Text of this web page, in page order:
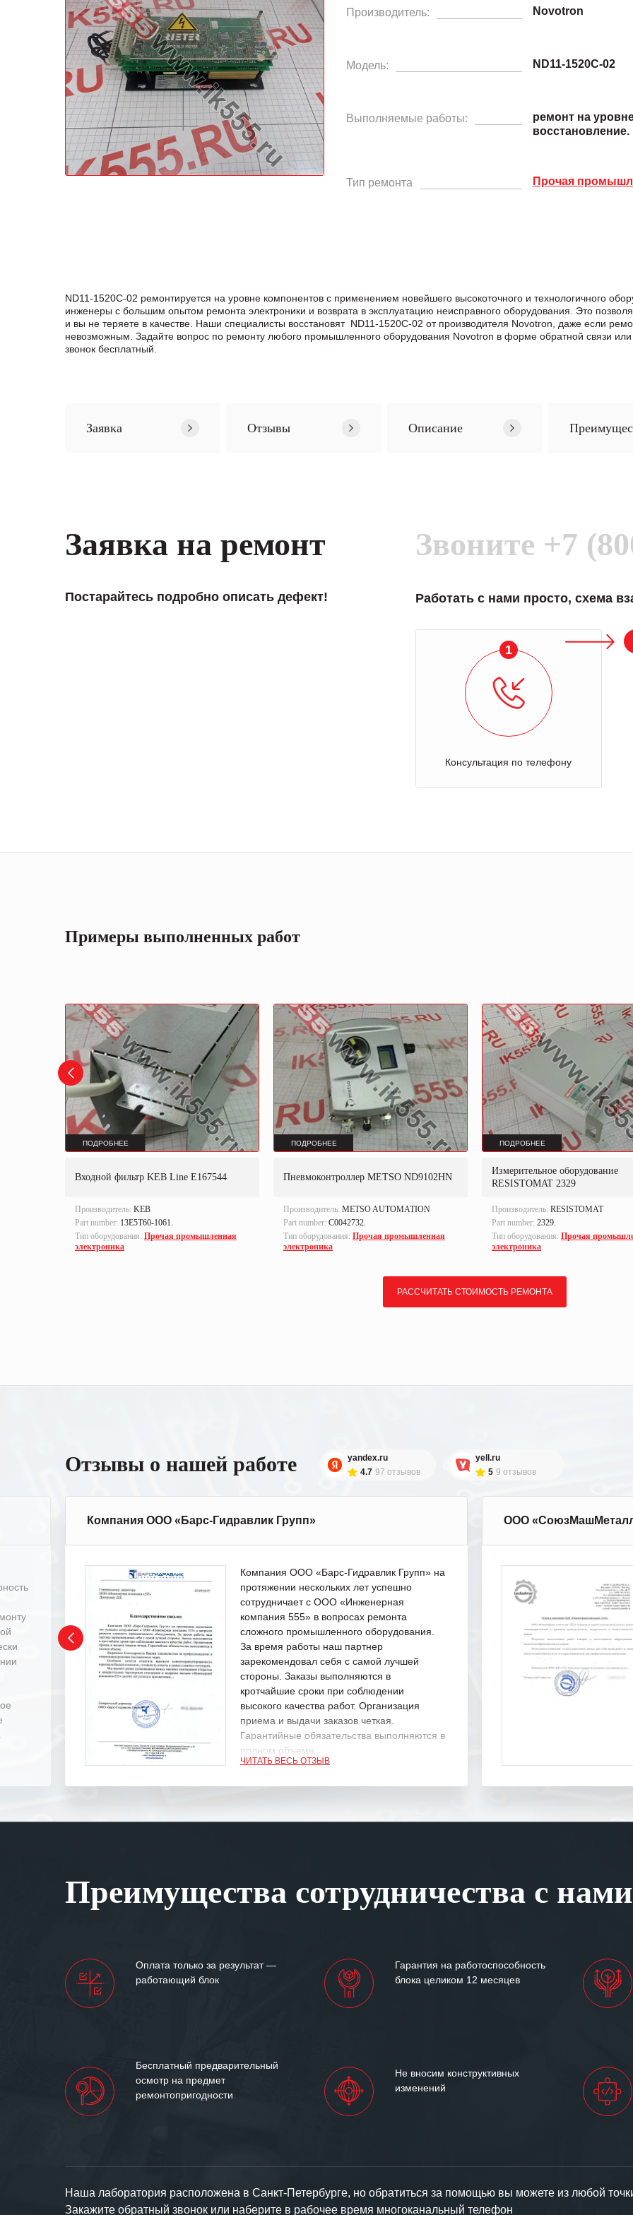
Производитель: Novotron
Модель: ND11-1520C-02
Выполняемые работы:
ремонт на
восстановление.
Тип ремонта Прочая
ND11-1520C-02 ремонтируется на уровне компонентов с применением новейшего высокоточного и технологичного
инженеры с большим опытом ремонта электроники и возврата в эксплуатацию неисправного оборудования. Это
и вы не теряете в качестве. Наши специалисты восстановят ND11-1520C-02 от производителя Novotron, даже если
невозможным. Задайте вопрос по ремонту любого промышленного оборудования Novotron в формe обратной связи
звонок бесплатный.
Заявка Отзывы Описание
Заявка на ремонт
Постарайтесь подробно описать дефект!
Звоните +7
Работать с нами просто, схема
1
Консультация по телефону
Примеры выполненных работ
ПОДРОБНЕЕ
Входной фильтр KEB Line E167544
Производитель: KEB
Part number: 13E5T60-1061.
Тип оборудования: Прочая промышленная
электроника
ПОДРОБНЕЕ
Пневмоконтроллер METSO ND9102HN
Производитель: METSO AUTOMATION
Part number: С0042732.
Тип оборудования: Прочая промышленная
электроника
ПОДРОБНЕЕ
Измерительное оборудование
RESISTOMAT 2329
Производитель: RESISTOMAT
Part number: 2329.
Тип оборудования: Прочая
электроника
РАССЧИТАТЬ СТОИМОСТЬ РЕМОНТА
Отзывы о нашей работе
yandex.ru
4.7 97 отзывов
yell.ru
5 9 отзывов
Компания ООО «Барс-Гидравлик Групп»
Компания ООО «Барс-Гидравлик Групп» на
протяжении нескольких лет успешно
сотрудничает с ООО «Инженерная
компания 555» в вопросах ремонта
сложного промышленного оборудования.
За время работы наш партнер
зарекомендовал себя с самой лучшей
стороны. Заказы выполняются в
кротчайшие сроки при соблюдении
высокого качества работ. Организация
приема и выдачи заказов четкая.
Гарантийные обязательства выполняются в
полном объеме.
Мы высоко ценим сложившиеся между
«555» долгих лет успеха и процветания.
ЧИТАТЬ ВЕСЬ ОТЗЫВ
ООО
Преимущества сотрудничества с нами
Оплата только за результат —
работающий блок
Гарантия на работоспособность
блока целиком 12 месяцев
Бесплатный предварительный
осмотр на предмет
ремонтопригодности
Не вносим конструктивных
изменений
Наша лаборатория расположена в Санкт-Петербурге, но обратиться за помощью вы можете из любой
Закажите обратный звонок или наберите в рабочее время многоканальный телефон